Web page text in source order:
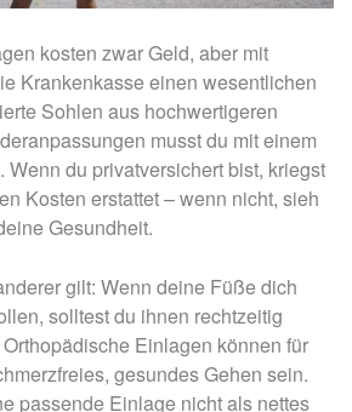
kosten zwar Geld, aber mit
Krankenkasse einen wesentlichen
Sohlen aus hochwertigeren
musst du mit einem
Wenn du privatversichert bist, kriegst
Kosten erstattet – wenn nicht, sieh
Gesundheit.
gilt: Wenn deine Füße dich
solltest du ihnen rechtzeitig
Einlagen können für
gesundes Gehen sein.
passende Einlage nicht als nettes